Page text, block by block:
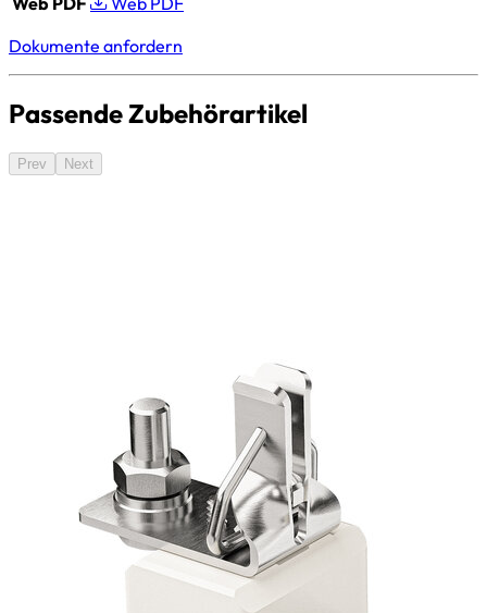
Dokumente anfordern
Passende Zubehörartikel
Prev Next